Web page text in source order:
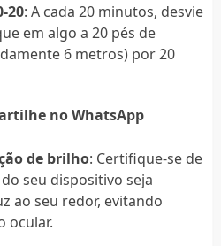
20: A cada 20 minutos, desvie
em algo a 20 pés de
6 metros) por 20
no WhatsApp
de brilho: Certifique-se de
seu dispositivo seja
ao seu redor, evitando
ocular.